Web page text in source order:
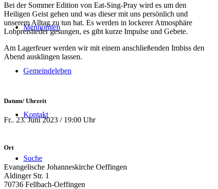
Mennoniten
Gemeindeleben
Kontakt
Suche
Bei der Sommer Edition von Eat-Sing-Pray wird es um den
Heiligen Geist gehen und was dieser mit uns persönlich und
unserem Alltag zu tun hat. Es werden in lockerer Atmosphäre
Lobpreislieder gesungen, es gibt kurze Impulse und Gebete.
Am Lagerfeuer werden wir mit einem anschließenden Imbiss den
Abend ausklingen lassen.
Datum/ Uhrzeit
Fr.. 23. Juni 2023 / 19:00 Uhr
Ort
Evangelische Johanneskirche Oeffingen
Aldinger Str. 1
70736 Fellbach-Oeffingen